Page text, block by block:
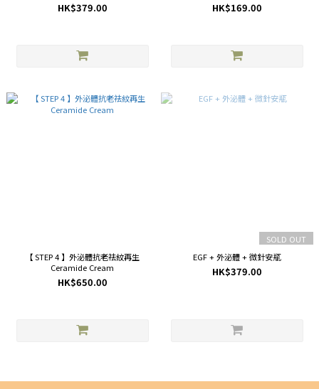
HK$379.00 HK$169.00
【 STEP 4 】外泌體抗老祛紋再生
Ceramide Cream
HK$650.00
SOLD OUT
EGF + 外泌體 + 微針安瓶
HK$379.00